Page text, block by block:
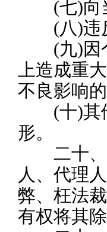
(七)向当
(八)违反
(九)因个
上造成重
不良影响
(十)其他
形。
二十、
人、代理
弊、枉法
有权将其